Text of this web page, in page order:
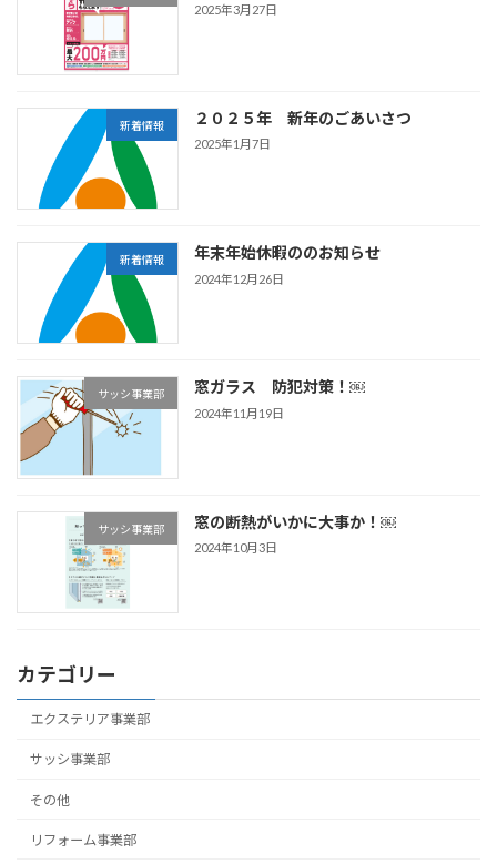
2025年3月27日
新着情報 ２０２５年 新年のごあいさつ
2025年1月7日
新着情報 年末年始休暇ののお知らせ
2024年12月26日
サッシ事業部 窓ガラス 防犯対策！￼
2024年11月19日
サッシ事業部 窓の断熱がいかに大事か！￼
2024年10月3日
カテゴリー
エクステリア事業部
サッシ事業部
その他
リフォーム事業部